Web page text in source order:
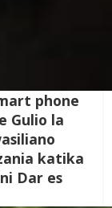
phone
Gulio la
katika
Dar es